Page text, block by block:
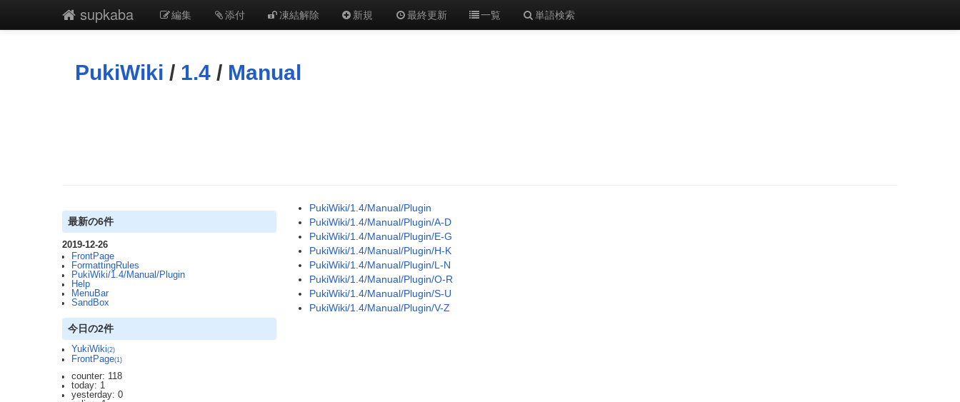
supkaba 編集 添付 凍結解除 新規 最終更新 一覧 単語検索
PukiWiki / 1.4 / Manual
最新の6件
2019-12-26
FrontPage
FormattingRules
PukiWiki/1.4/Manual/Plugin
Help
MenuBar
SandBox
今日の2件
YukiWiki(2)
FrontPage(1)
counter: 118
today: 1
yesterday: 0
PukiWiki/1.4/Manual/Plugin
PukiWiki/1.4/Manual/Plugin/A-D
PukiWiki/1.4/Manual/Plugin/E-G
PukiWiki/1.4/Manual/Plugin/H-K
PukiWiki/1.4/Manual/Plugin/L-N
PukiWiki/1.4/Manual/Plugin/O-R
PukiWiki/1.4/Manual/Plugin/S-U
PukiWiki/1.4/Manual/Plugin/V-Z